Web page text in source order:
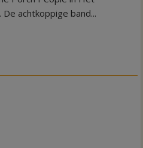
lokale
Gramsbergen
achtkoppige band...